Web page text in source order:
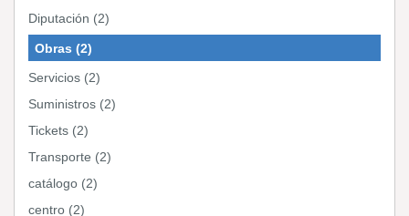
Diputación (2)
Obras (2)
Servicios (2)
Suministros (2)
Tickets (2)
Transporte (2)
catálogo (2)
centro (2)